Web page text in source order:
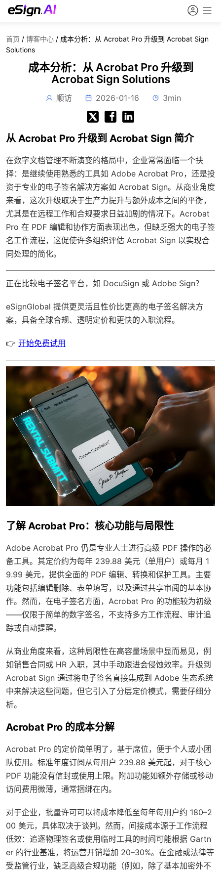
首页 / 博客中心 / 成本分析：从 Acrobat Pro 升级到 Acrobat Sign
Solutions
成本分析：从 Acrobat Pro 升级到
Acrobat Sign Solutions
顺访 2026-01-16 3min
从 Acrobat Pro 升级到 Acrobat Sign 简介
在数字文档管理不断演变的格局中，企业常常面临一个抉
择：是继续使用熟悉的工具如 Adobe Acrobat Pro，还是投
资于专业的电子签名解决方案如 Acrobat Sign。从商业角度
来看，这次升级取决于生产力提升与额外成本之间的平衡，
尤其是在远程工作和合规要求日益加剧的情况下。Acrobat
Pro 在 PDF 编辑和协作方面表现出色，但缺乏强大的电子签
名工作流程，这促使许多组织评估 Acrobat Sign 以实现合
同处理的简化。
正在比较电子签名平台，如 DocuSign 或 Adobe Sign？
eSignGlobal 提供更灵活且性价比更高的电子签名解决方
案，具备全球合规、透明定价和更快的入职流程。
👉 开始免费试用
了解 Acrobat Pro：核心功能与局限性
Adobe Acrobat Pro 仍是专业人士进行高级 PDF 操作的必
备工具。其定价约为每年 239.88 美元（单用户）或每月 1
9.99 美元，提供全面的 PDF 编辑、转换和保护工具。主要
功能包括编辑删除、表单填写，以及通过共享审阅的基本协
作。然而，在电子签名方面，Acrobat Pro 的功能较为初级
——仅限于简单的数字签名，不支持多方工作流程、审计追
踪或自动提醒。
从商业角度来看，这种局限性在高容量场景中显而易见，例
如销售合同或 HR 入职，其中手动跟进会侵蚀效率。升级到
Acrobat Sign 通过将电子签名直接集成到 Adobe 生态系统
中来解决这些问题，但它引入了分层定价模式，需要仔细分
析。
Acrobat Pro 的成本分解
Acrobat Pro 的定价简单明了，基于席位，便于个人或小团
队使用。标准年度订阅从每用户 239.88 美元起，对于核心
PDF 功能没有信封或使用上限。附加功能如额外存储或移动
访问费用微薄，通常捆绑在内。
对于企业，批量许可可以将成本降低至每年每用户约 180–2
00 美元，具体取决于谈判。然而，间接成本源于工作流程
低效：追逐物理签名或使用临时工具的时间可能根据 Gartn
er 的行业基准，将运营开销增加 20–30%。在金融或法律等
受监管行业，缺乏高级合规功能（例如，除了基本加密外不